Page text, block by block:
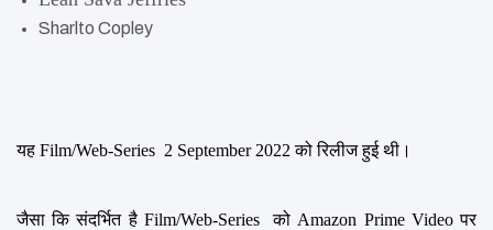
Sharlto Copley
यह Film/Web-Series  2 September 2022 को रिलीज हुई थी।
जैसा कि संदर्भित है Film/Web-Series  को Amazon Prime Video पर